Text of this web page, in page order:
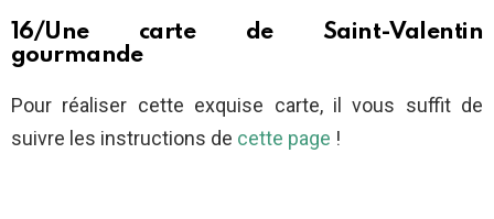
16/Une carte de Saint-Valentin
gourmande
Pour réaliser cette exquise carte, il vous suffit de
suivre les instructions de cette page !